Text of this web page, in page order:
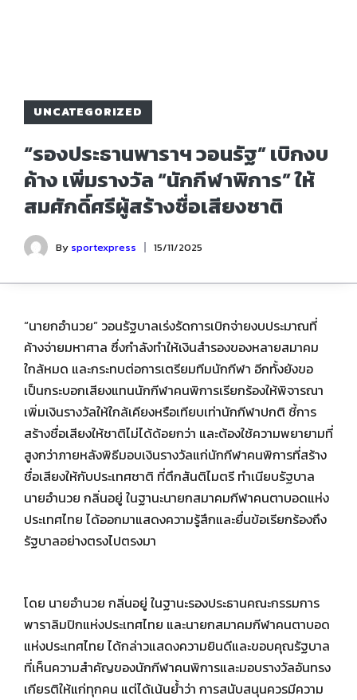
UNCATEGORIZED
“รองประธานพาราฯ วอนรัฐ” เบิกงบ
ค้าง เพิ่มรางวัล “นักกีฬาพิการ” ให้
สมศักดิ์ศรีผู้สร้างชื่อเสียงชาติ
By sportexpress 15/11/2025
“นายกอำนวย” วอนรัฐบาลเร่งรัดการเบิกจ่ายงบประมาณที่
ค้างจ่ายมหาศาล ซึ่งกำลังทำให้เงินสำรองของหลายสมาคม
ใกล้หมด และกระทบต่อการเตรียมทีมนักกีฬา อีกทั้งยังขอ
เป็นกระบอกเสียงแทนนักกีฬาคนพิการเรียกร้องให้พิจารณา
เพิ่มเงินรางวัลให้ใกล้เคียงหรือเทียบเท่านักกีฬาปกติ ชี้การ
สร้างชื่อเสียงให้ชาติไม่ได้ด้อยกว่า และต้องใช้ความพยายามที่
สูงกว่าภายหลังพิธีมอบเงินรางวัลแก่นักกีฬาคนพิการที่สร้าง
ชื่อเสียงให้กับประเทศชาติ ที่ตึกสันติไมตรี ทำเนียบรัฐบาล
นายอำนวย กลิ่นอยู่ ในฐานะนายกสมาคมกีฬาคนตาบอดแห่ง
ประเทศไทย ได้ออกมาแสดงความรู้สึกและยื่นข้อเรียกร้องถึง
รัฐบาลอย่างตรงไปตรงมา
โดย นายอำนวย กลิ่นอยู่ ในฐานะรองประธานคณะกรรมการ
พาราลิมปิกแห่งประเทศไทย และนายกสมาคมกีฬาคนตาบอด
แห่งประเทศไทย ได้กล่าวแสดงความยินดีและขอบคุณรัฐบาล
ที่เห็นความสำคัญของนักกีฬาคนพิการและมอบรางวัลอันทรง
เกียรติให้แก่ทุกคน แต่ได้เน้นย้ำว่า การสนับสนุนควรมีความ